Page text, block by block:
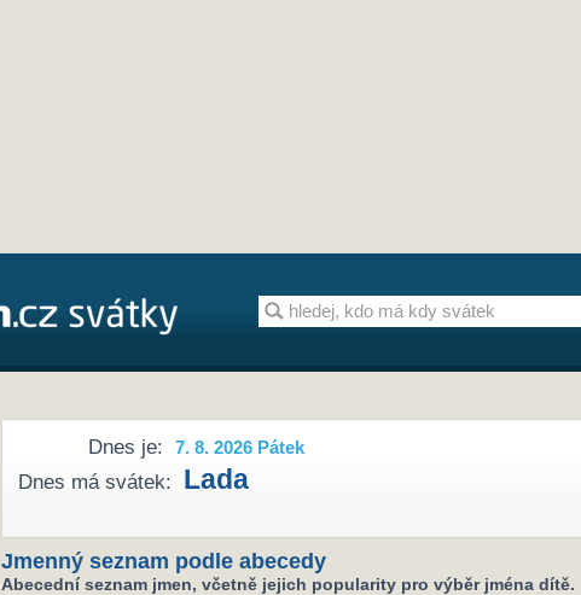
Dnes je: 7. 8. 2026 Pátek
Dnes má svátek: Lada
Jmenný seznam podle abecedy
Abecední seznam jmen, včetně jejich popularity pro výběr jména dítě.